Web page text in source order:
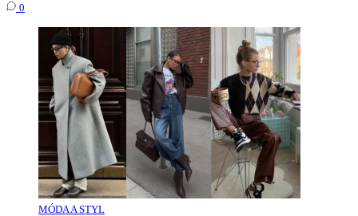
0
MÓDA A STYL